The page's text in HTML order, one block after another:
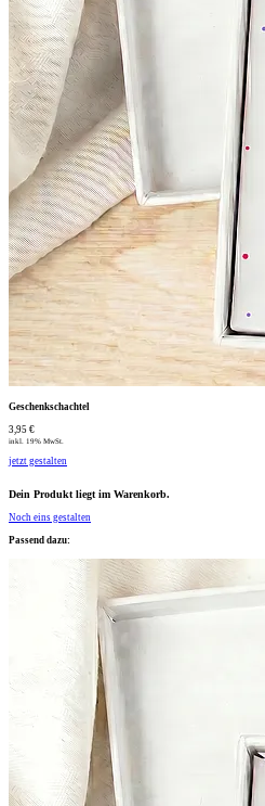
Geschenkschachtel
3,95 €
inkl. 19% MwSt.
jetzt gestalten
Dein Produkt liegt im Warenkorb.
Noch eins gestalten
Passend dazu: